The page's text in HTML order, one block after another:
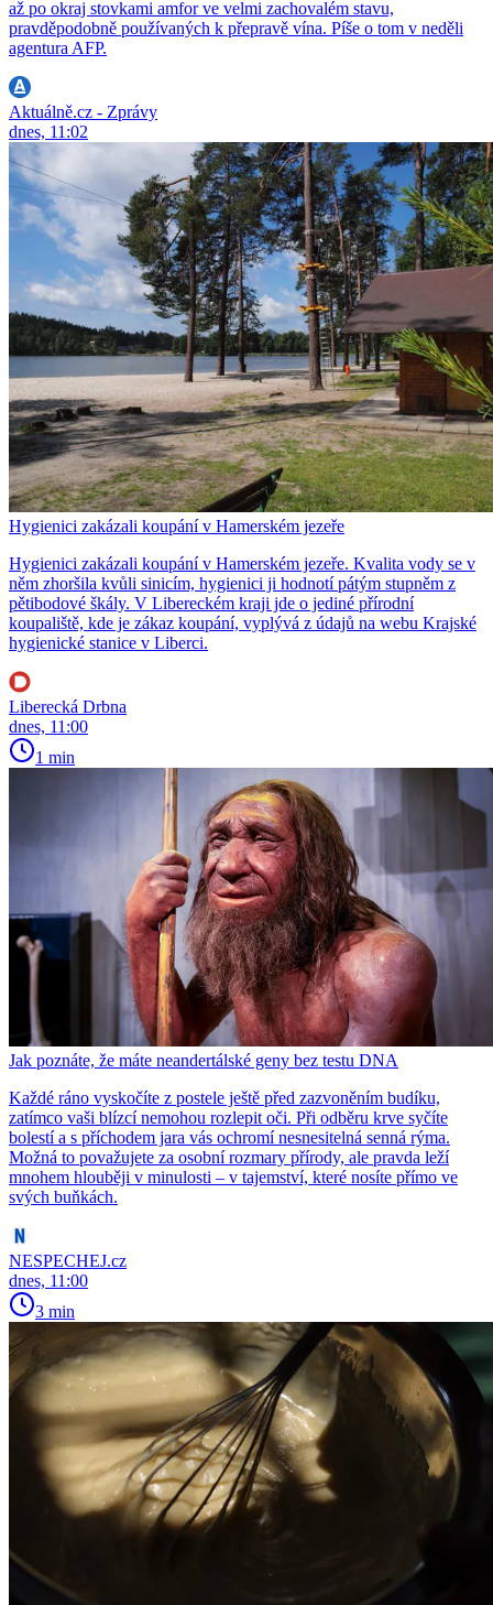
až po okraj stovkami amfor ve velmi zachovalém stavu,
pravděpodobně používaných k přepravě vína. Píše o tom v neděli
agentura AFP.
Aktuálně.cz - Zprávy
dnes, 11:02
Hygienici zakázali koupání v Hamerském jezeře
Hygienici zakázali koupání v Hamerském jezeře. Kvalita vody se v
něm zhoršila kvůli sinicím, hygienici ji hodnotí pátým stupněm z
pětibodové škály. V Libereckém kraji jde o jediné přírodní
koupaliště, kde je zákaz koupání, vyplývá z údajů na webu Krajské
hygienické stanice v Liberci.
Liberecká Drbna
dnes, 11:00
1 min
Jak poznáte, že máte neandertálské geny bez testu DNA
Každé ráno vyskočíte z postele ještě před zazvoněním budíku,
zatímco vaši blízcí nemohou rozlepit oči. Při odběru krve syčíte
bolestí a s příchodem jara vás ochromí nesnesitelná senná rýma.
Možná to považujete za osobní rozmary přírody, ale pravda leží
mnohem hlouběji v minulosti – v tajemství, které nosíte přímo ve
svých buňkách.
NESPECHEJ.cz
dnes, 11:00
3 min